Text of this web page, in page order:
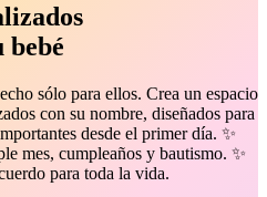
bebé
sólo para ellos. Crea un espacio
con su nombre, diseñados para
desde el primer día. ✨
mes, cumpleaños y bautismo. ✨
para toda la vida.